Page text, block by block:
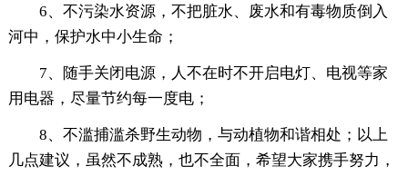
6、不污染水资源，不把脏水、废水和有毒物质倒入
河中，保护水中小生命；
7、随手关闭电源，人不在时不开启电灯、电视等家
用电器，尽量节约每一度电；
8、不滥捕滥杀野生动物，与动植物和谐相处；以上
几点建议，虽然不成熟，也不全面，希望大家携手努力，